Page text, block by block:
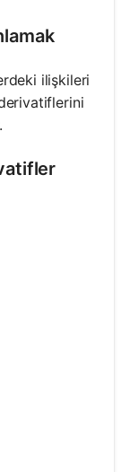
ilişkileri